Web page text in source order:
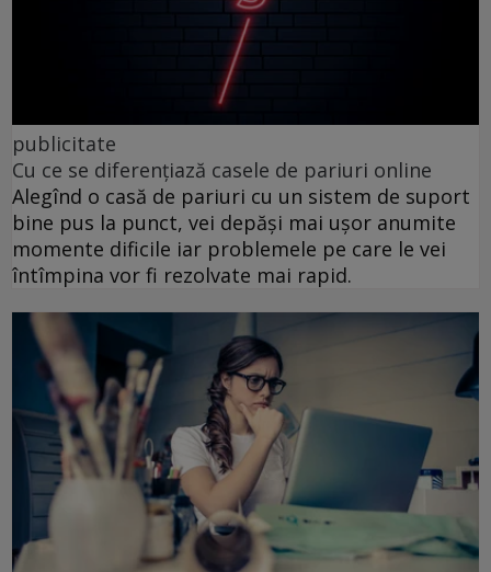
publicitate
Cu ce se diferențiază casele de pariuri online
Alegînd o casă de pariuri cu un sistem de suport
bine pus la punct, vei depăși mai ușor anumite
momente dificile iar problemele pe care le vei
întîmpina vor fi rezolvate mai rapid.